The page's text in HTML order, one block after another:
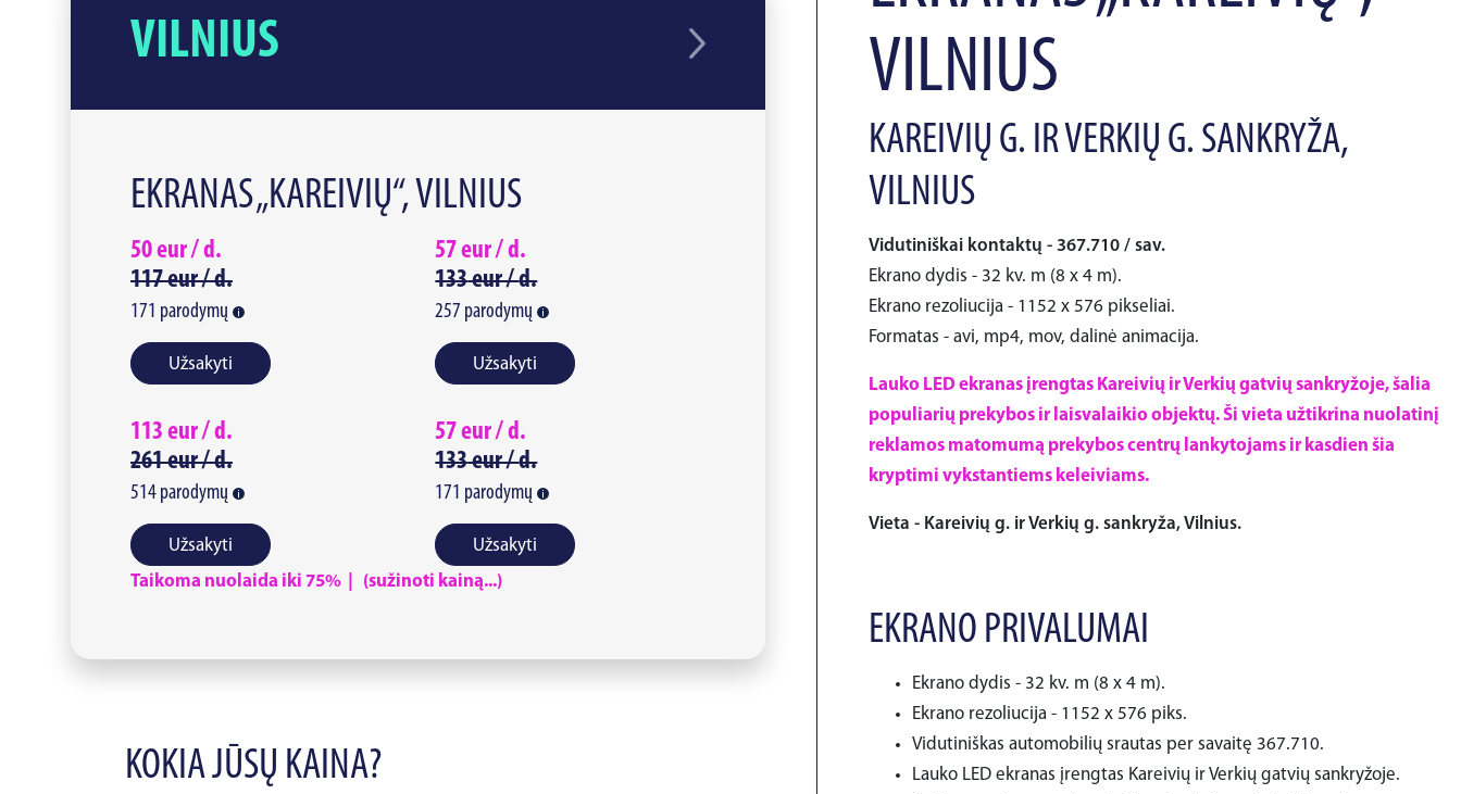
VILNIUS
EKRANAS „KAREIVIŲ“, VILNIUS
50eur /d.
117eur /d.
171 parodymų
Užsakyti
57eur /d.
133eur /d.
257 parodymų
Užsakyti
113 eur /d.
261eur /d.
514 parodymų
Užsakyti
57eur /d.
133eur /d.
171 parodymų
Užsakyti
Taikoma nuolaida iki 75% | (sužinoti kainą...)
KOKIA JŪSŲ KAINA?
VILNIUS
KAREIVIŲ G. IR VERKIŲ G. SANKRYŽA,
VILNIUS
Vidutiniškai kontaktų - 367.710 / sav.
Ekrano dydis - 32 kv. m (8 x 4 m).
Ekrano rezoliucija - 1152 x 576 pikseliai.
Formatas - avi, mp4, mov, dalinė animacija.
Lauko LED ekranas įrengtas Kareivių ir Verkių gatvių sankryžoje, šalia
populiarių prekybos ir laisvalaikio objektų. Ši vieta užtikrina nuolatinį
reklamos matomumą prekybos centrų lankytojams ir kasdien šia
kryptimi vykstantiems keleiviams.
Vieta - Kareivių g. ir Verkių g. sankryža, Vilnius.
EKRANO PRIVALUMAI
Ekrano dydis - 32 kv. m (8 x 4 m).
Ekrano rezoliucija - 1152 x 576 piks.
Vidutiniškas automobilių srautas per savaitę 367.710.
Lauko LED ekranas įrengtas Kareivių ir Verkių gatvių sankryžoje.